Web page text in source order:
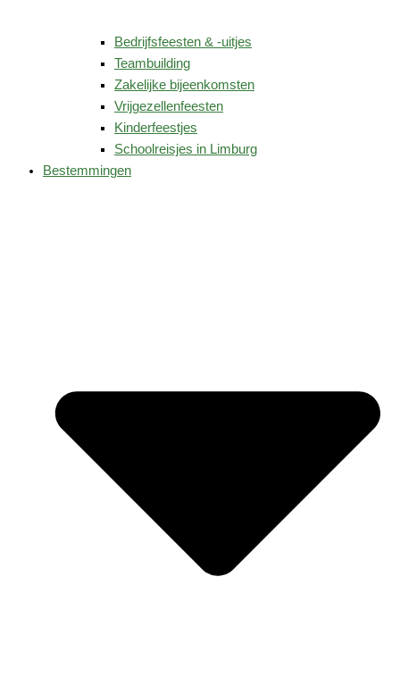
Bedrijfsfeesten & -uitjes
Teambuilding
Zakelijke bijeenkomsten
Vrijgezellenfeesten
Kinderfeestjes
Schoolreisjes in Limburg
Bestemmingen